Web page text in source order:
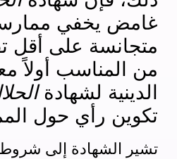
غامض يخفي
متجانسة على أقل
من المناسب أولاً
الدينية لشهادة
تكوين رأي حول
تشير الشهادة إلى